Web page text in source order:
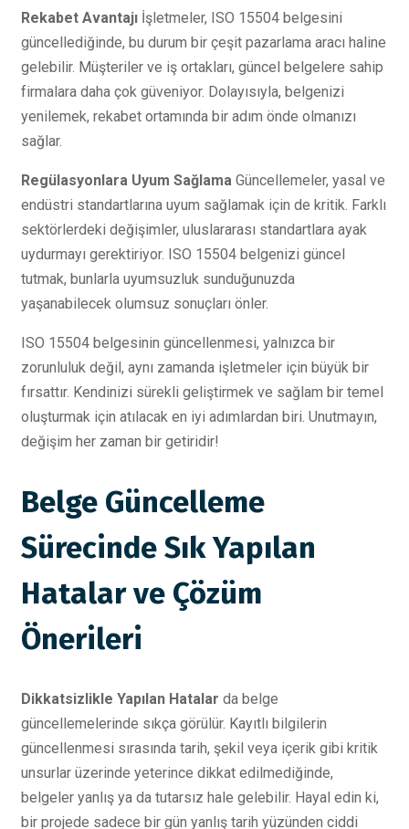
Rekabet Avantajı İşletmeler, ISO 15504 belgesini
güncellediğinde, bu durum bir çeşit pazarlama aracı haline
gelebilir. Müşteriler ve iş ortakları, güncel belgelere sahip
firmalara daha çok güveniyor. Dolayısıyla, belgenizi
yenilemek, rekabet ortamında bir adım önde olmanızı
sağlar.
Regülasyonlara Uyum Sağlama Güncellemeler, yasal ve
endüstri standartlarına uyum sağlamak için de kritik. Farklı
sektörlerdeki değişimler, uluslararası standartlara ayak
uydurmayı gerektiriyor. ISO 15504 belgenizi güncel
tutmak, bunlarla uyumsuzluk sunduğunuzda
yaşanabilecek olumsuz sonuçları önler.
ISO 15504 belgesinin güncellenmesi, yalnızca bir
zorunluluk değil, aynı zamanda işletmeler için büyük bir
fırsattır. Kendinizi sürekli geliştirmek ve sağlam bir temel
oluşturmak için atılacak en iyi adımlardan biri. Unutmayın,
değişim her zaman bir getiridir!
Belge Güncelleme
Sürecinde Sık Yapılan
Hatalar ve Çözüm
Önerileri
Dikkatsizlikle Yapılan Hatalar da belge
güncellemelerinde sıkça görülür. Kayıtlı bilgilerin
güncellenmesi sırasında tarih, şekil veya içerik gibi kritik
unsurlar üzerinde yeterince dikkat edilmediğinde,
belgeler yanlış ya da tutarsız hale gelebilir. Hayal edin ki,
bir projede sadece bir gün yanlış tarih yüzünden ciddi